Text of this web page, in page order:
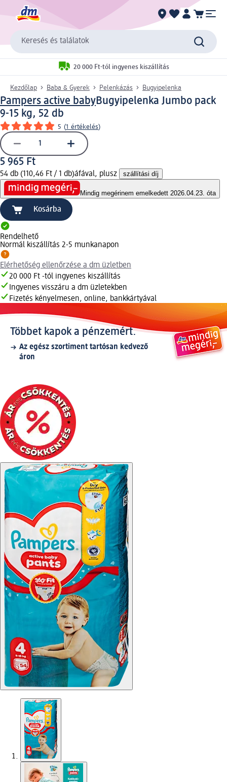
Keresés és találatok
20 000 Ft-tól ingyenes kiszállítás
Kezdőlap Baba & Gyerek Pelenkázás Bugyipelenka
Pampers active babyBugyipelenka Jumbo pack
9-15 kg, 52 db
5 (1 értékelés)
5 965 Ft
54 db (110,46 Ft / 1 db)áfával, plusz szállítási díj
Mindig megérinem emelkedett 2026.04.23. óta
Kosárba
Rendelhető
Normál kiszállítás 2-5 munkanapon
Elérhetőség ellenőrzése a dm üzletben
20 000 Ft -tól ingyenes kiszállítás
Ingyenes visszáru a dm üzletekben
Fizetés kényelmesen, online, bankkártyával
Többet kapok a pénzemért.
Az egész szortiment tartósan kedvező
áron